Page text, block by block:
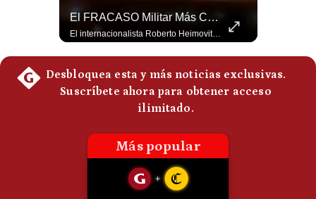
El FRACASO Militar Más Caro De Medio Oriente | #radar24
El internacionalista Roberto Heimovits señaló que Arabia Saudita posee armamento avanzado comprado por decenas de miles de millones de dólares. Sin embargo, recuerda que combatió durante siete años contra los hutíes sin conseguir derrotarlos, pese a la enorme diferencia de poder militar. #ArabiaSaudita #Hutíes #RobertoHeimovits #Geopolítica #Guerra #NoticiasInternacionales #Shorts 👉 Suscríbete y activa la campana para no perderte nuestro análisis diario. 🌎 Síguenos en nuestras redes sociales: 📌 Web oficial: https://gestion.pe/mundo/ 📌 LinkedIn: http://bit.ly/3HYIET0 📌 X (Twitter): http://bit.ly/4noZtX9 📌 TikTok: http://bit.ly/4evB6TO